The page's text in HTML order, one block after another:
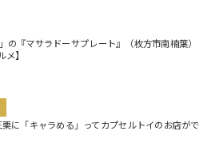
」の『マサラドーサプレート』（枚方市南楠葉）
メ】
に「キャラめる」ってカプセルトイのお店がで